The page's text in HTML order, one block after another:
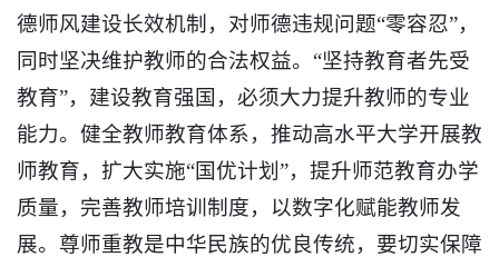
德师风建设长效机制，对师德违规问题“零容忍”，
同时坚决维护教师的合法权益。“坚持教育者先受
教育”，建设教育强国，必须大力提升教师的专业
能力。健全教师教育体系，推动高水平大学开展教
师教育，扩大实施“国优计划”，提升师范教育办学
质量，完善教师培训制度，以数字化赋能教师发
展。尊师重教是中华民族的优良传统，要切实保障